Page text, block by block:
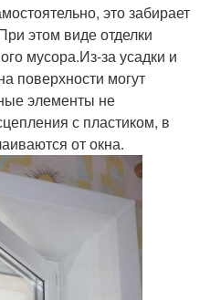
это забирает
этом виде отделки
мусора.Из-за усадки и
поверхности могут
элементы не
с пластиком, в
от окна.